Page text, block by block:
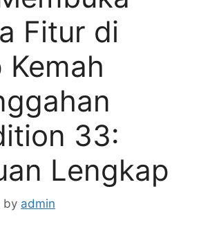
Fitur di
Kemah
33:
Lengkap
by admin